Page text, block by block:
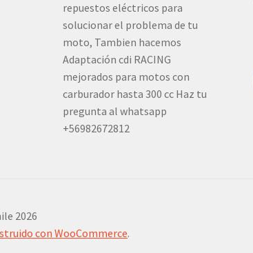
repuestos eléctricos para
solucionar el problema de tu
moto, Tambien hacemos
Adaptación cdi RACING
mejorados para motos con
carburador hasta 300 cc Haz tu
pregunta al whatsapp
+56982672812
2026
con WooCommerce.